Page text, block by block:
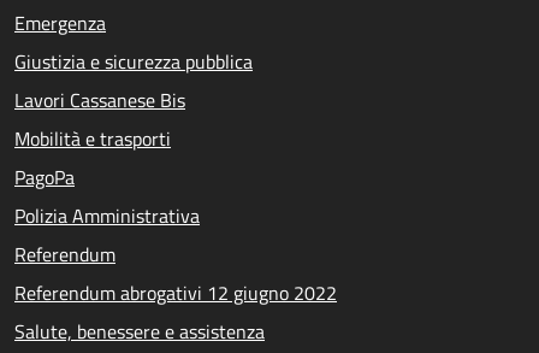
Emergenza
Giustizia e sicurezza pubblica
Lavori Cassanese Bis
Mobilità e trasporti
PagoPa
Polizia Amministrativa
Referendum
Referendum abrogativi 12 giugno 2022
Salute, benessere e assistenza